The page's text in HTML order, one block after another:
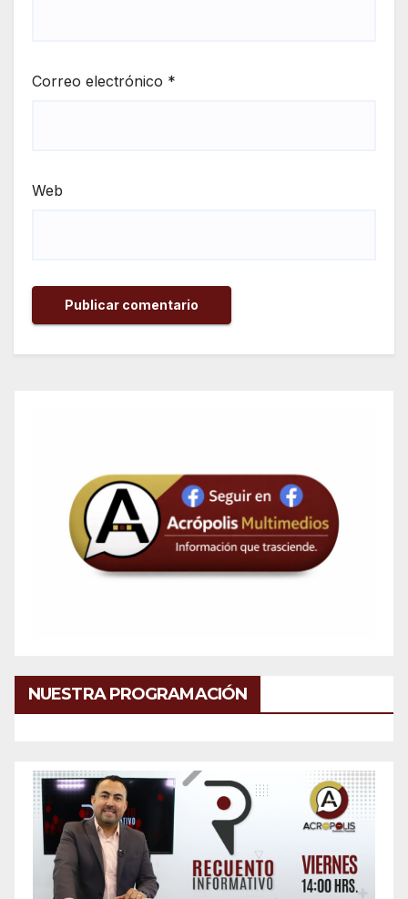
Correo electrónico *
Web
NUESTRA PROGRAMACIÓN